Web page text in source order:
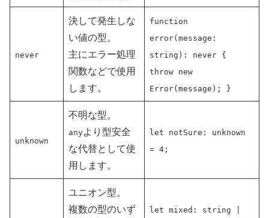
never
決して発生しな
い値の型。
主にエラー処理
関数などで使用
します。
function
error(message:
string): never {
throw new
Error(message); }
unknown
不明な型。
anyより型安全
な代替として使
用します。
let notSure: unknown
= 4;
ユニオン型。
複数の型のいず
let mixed: string |